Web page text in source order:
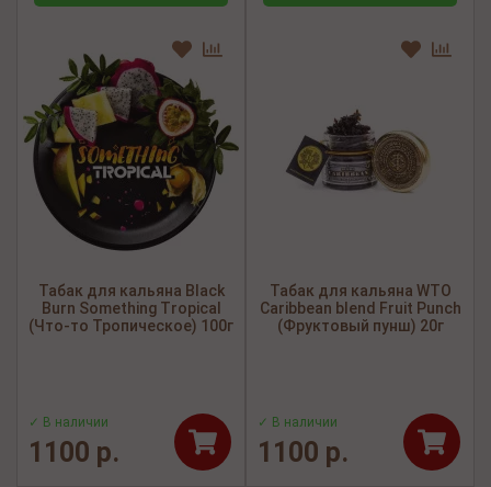
Табак для кальяна Black
Burn Something Tropical
(Что-то Тропическое) 100г
✓ В наличии
1100 р.
Табак для кальяна WTO
Caribbean blend Fruit Punch
(Фруктовый пунш) 20г
✓ В наличии
1100 р.